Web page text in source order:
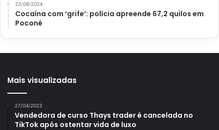
22/08/2024
Cocaína com ‘grife’: polícia apreende 67,2 quilos em
Poconé
Mais visualizadas
27/04/2023
Vendedora de curso Thays trader é cancelada no
TikTok após ostentar vida de luxo